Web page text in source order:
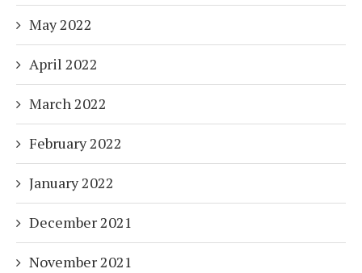
May 2022
April 2022
March 2022
February 2022
January 2022
December 2021
November 2021